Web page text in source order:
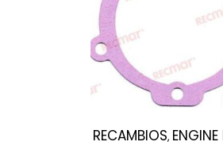
RECAMBIOS, ENGINE